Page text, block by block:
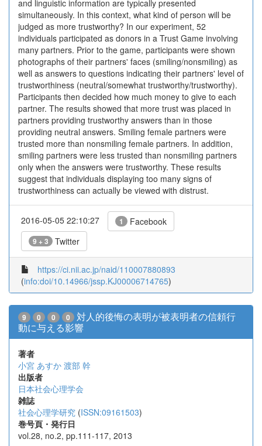
and linguistic information are typically presented
simultaneously. In this context, what kind of person will be
judged as more trustworthy? In our experiment, 52
individuals participated as donors in a Trust Game involving
many partners. Prior to the game, participants were shown
photographs of their partners' faces (smiling/nonsmiling) as
well as answers to questions indicating their partners' level of
trustworthiness (neutral/somewhat trustworthy/trustworthy).
Participants then decided how much money to give to each
partner. The results showed that more trust was placed in
partners providing trustworthy answers than in those
providing neutral answers. Smiling female partners were
trusted more than nonsmiling female partners. In addition,
smiling partners were less trusted than nonsmiling partners
only when the answers were trustworthy. These results
suggest that individuals displaying too many signs of
trustworthiness can actually be viewed with distrust.
2016-05-05 22:10:27 1 Facebook
9 + 3 Twitter
https://ci.nii.ac.jp/naid/110007880893
(info:doi/10.14966/jssp.KJ00006714765)
9 0 0 0
対人的後悔の表明が被表明者の信頼行
動に与える影響
著者
小宮 あすか 渡部 幹
出版者
日本社会心理学会
雑誌
社会心理学研究 (ISSN:09161503)
巻号頁・発行日
vol.28, no.2, pp.111-117, 2013